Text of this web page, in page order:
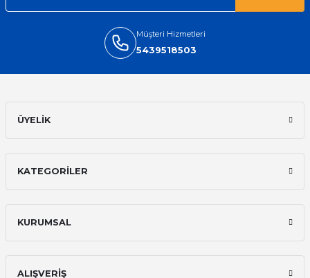
Müşteri Hizmetleri
5439518503
ÜYELİK
KATEGORİLER
KURUMSAL
ALIŞVERİŞ